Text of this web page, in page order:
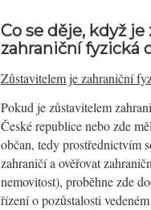
Co se děje, když je
zahraniční fyzická
Zůstavitelem je zahraniční
Pokud je zůstavitelem
České republice nebo zde
občan, tedy prostřednictvím
zahraničí a ověřovat
nemovitost), proběhne zde
řízení o pozůstalosti